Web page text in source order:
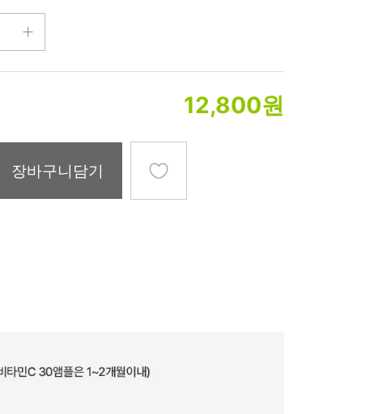
12,800원
장바구니담기